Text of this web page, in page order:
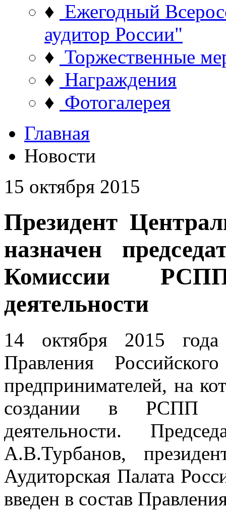
♦ Ежегодный
аудитор России"
♦ Торжественные
♦ Награждения
♦ Фотогалерея
Главная
Новости
15 октября 2015
Президент
назначен
Комиссии
деятельности
14 октября 2015 года
Правления
предпринимателей, на
создании в РСПП
деятельности.
А.В.Турбанов,
Аудиторская Палата
введен в состав